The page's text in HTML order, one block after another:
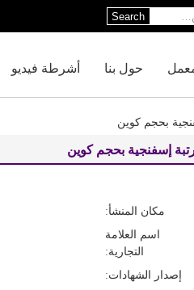
Search
أشرطة فيديو حول بنا
بحجم كوين
إسفنجية بحجم كوين
مكان المنشأ:
اسم العلامة
التجارية:
إصدار الشهادات: